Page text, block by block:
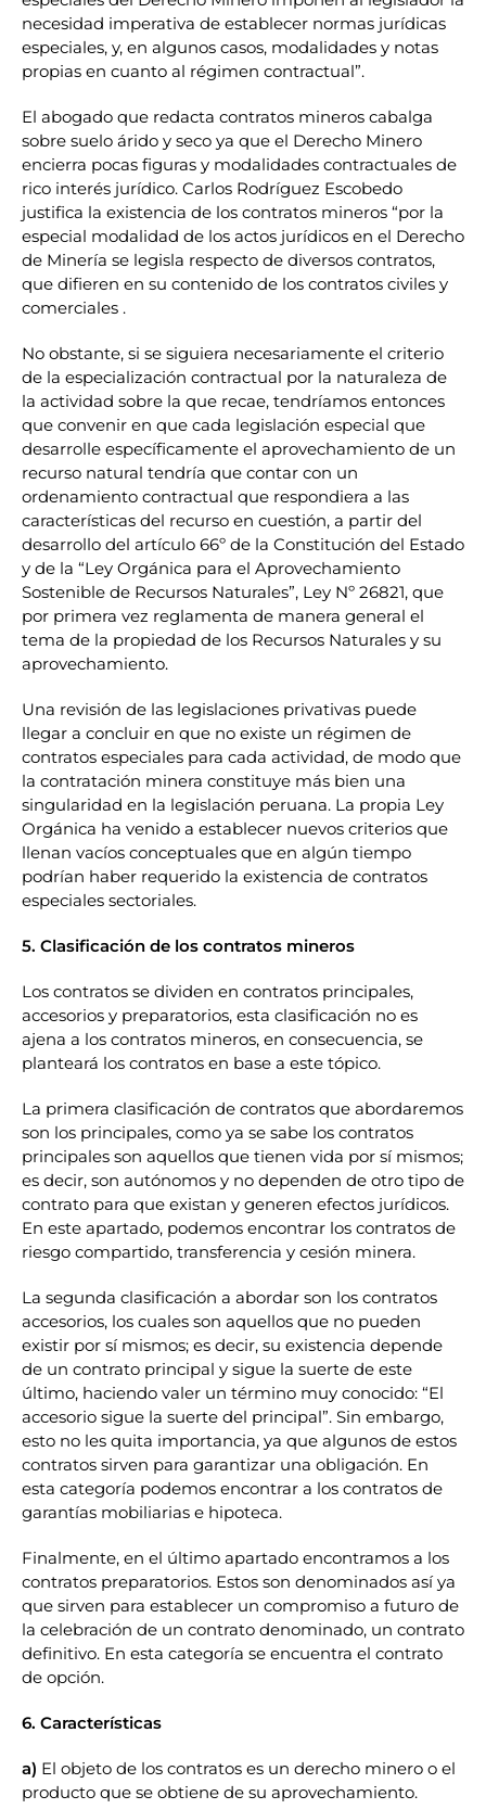
necesidad imperativa de establecer normas jurídicas
especiales, y, en algunos casos, modalidades y notas
propias en cuanto al régimen contractual”.
El abogado que redacta contratos mineros cabalga
sobre suelo árido y seco ya que el Derecho Minero
encierra pocas figuras y modalidades contractuales de
rico interés jurídico. Carlos Rodríguez Escobedo
justifica la existencia de los contratos mineros “por la
especial modalidad de los actos jurídicos en el Derecho
de Minería se legisla respecto de diversos contratos,
que difieren en su contenido de los contratos civiles y
comerciales .
No obstante, si se siguiera necesariamente el criterio
de la especialización contractual por la naturaleza de
la actividad sobre la que recae, tendríamos entonces
que convenir en que cada legislación especial que
desarrolle específicamente el aprovechamiento de un
recurso natural tendría que contar con un
ordenamiento contractual que respondiera a las
características del recurso en cuestión, a partir del
desarrollo del artículo 66º de la Constitución del Estado
y de la “Ley Orgánica para el Aprovechamiento
Sostenible de Recursos Naturales”, Ley Nº 26821, que
por primera vez reglamenta de manera general el
tema de la propiedad de los Recursos Naturales y su
aprovechamiento.
Una revisión de las legislaciones privativas puede
llegar a concluir en que no existe un régimen de
contratos especiales para cada actividad, de modo que
la contratación minera constituye más bien una
singularidad en la legislación peruana. La propia Ley
Orgánica ha venido a establecer nuevos criterios que
llenan vacíos conceptuales que en algún tiempo
podrían haber requerido la existencia de contratos
especiales sectoriales.
5. Clasificación de los contratos mineros
Los contratos se dividen en contratos principales,
accesorios y preparatorios, esta clasificación no es
ajena a los contratos mineros, en consecuencia, se
planteará los contratos en base a este tópico.
La primera clasificación de contratos que abordaremos
son los principales, como ya se sabe los contratos
principales son aquellos que tienen vida por sí mismos;
es decir, son autónomos y no dependen de otro tipo de
contrato para que existan y generen efectos jurídicos.
En este apartado, podemos encontrar los contratos de
riesgo compartido, transferencia y cesión minera.
La segunda clasificación a abordar son los contratos
accesorios, los cuales son aquellos que no pueden
existir por sí mismos; es decir, su existencia depende
de un contrato principal y sigue la suerte de este
último, haciendo valer un término muy conocido: “El
accesorio sigue la suerte del principal”. Sin embargo,
esto no les quita importancia, ya que algunos de estos
contratos sirven para garantizar una obligación. En
esta categoría podemos encontrar a los contratos de
garantías mobiliarias e hipoteca.
Finalmente, en el último apartado encontramos a los
contratos preparatorios. Estos son denominados así ya
que sirven para establecer un compromiso a futuro de
la celebración de un contrato denominado, un contrato
definitivo. En esta categoría se encuentra el contrato
de opción.
6. Características
a) El objeto de los contratos es un derecho minero o el
producto que se obtiene de su aprovechamiento.